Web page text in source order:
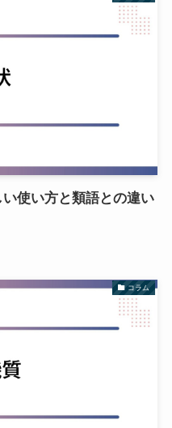
使い方と類語との違い
コラム